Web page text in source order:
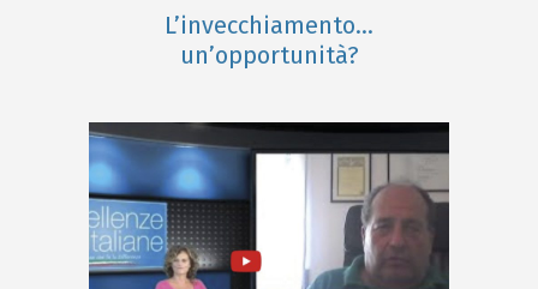
L’invecchiamento…
un’opportunità?